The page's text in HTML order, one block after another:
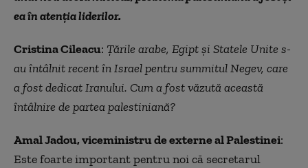
ea în atenția liderilor.
Cristina Cileacu: Țările arabe, Egipt și Statele Unite s-
au întâlnit recent în Israel pentru summitul Negev, care
a fost dedicat Iranului. Cum a fost văzută această
întâlnire de partea palestiniană?
Amal Jadou, viceministru de externe al Palestinei:
Este foarte important pentru noi că secretarul